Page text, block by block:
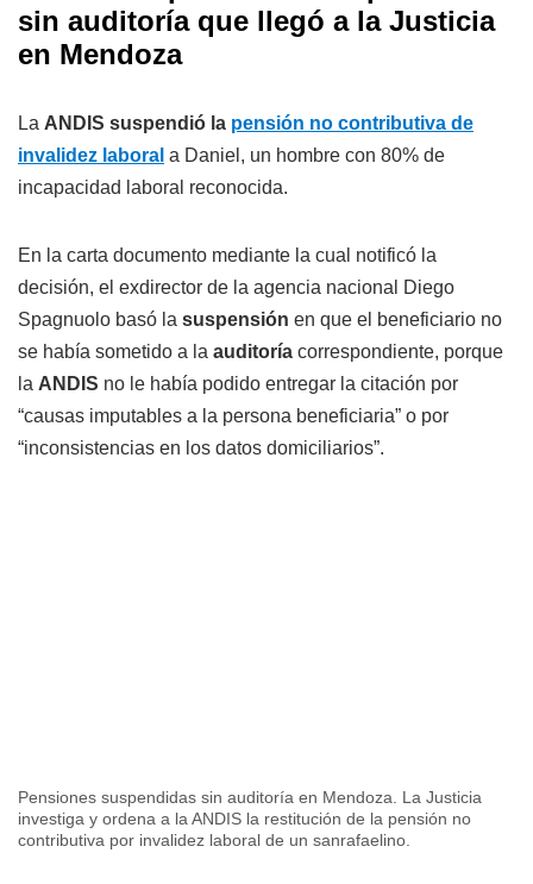
sin auditoría que llegó a la Justicia
en Mendoza
La ANDIS suspendió la pensión no contributiva de
invalidez laboral a Daniel, un hombre con 80% de
incapacidad laboral reconocida.
En la carta documento mediante la cual notificó la
decisión, el exdirector de la agencia nacional Diego
Spagnuolo basó la suspensión en que el beneficiario no
se había sometido a la auditoría correspondiente, porque
la ANDIS no le había podido entregar la citación por
“causas imputables a la persona beneficiaria” o por
“inconsistencias en los datos domiciliarios”.
Pensiones suspendidas sin auditoría en Mendoza. La Justicia
investiga y ordena a la ANDIS la restitución de la pensión no
contributiva por invalidez laboral de un sanrafaelino.